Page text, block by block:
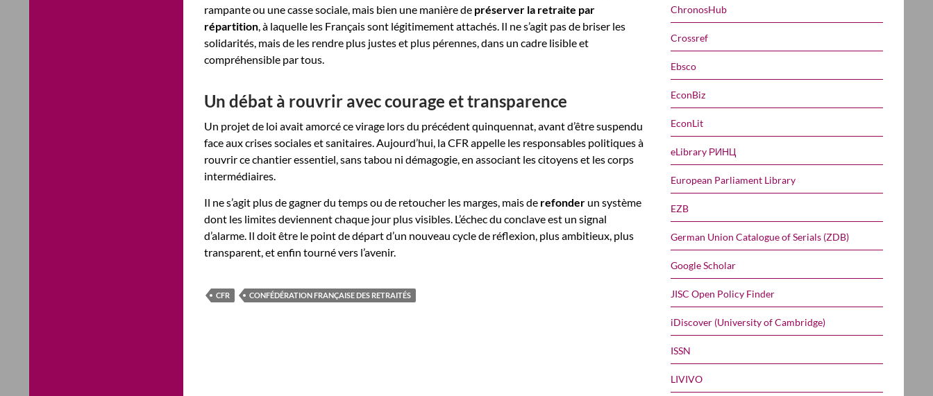
rampante ou une casse sociale, mais bien une manière de préserver la retraite par
répartition, à laquelle les Français sont légitimement attachés. Il ne s’agit pas de briser les
solidarités, mais de les rendre plus justes et plus pérennes, dans un cadre lisible et
compréhensible par tous.
Un débat à rouvrir avec courage et transparence
Un projet de loi avait amorcé ce virage lors du précédent quinquennat, avant d’être suspendu
face aux crises sociales et sanitaires. Aujourd’hui, la CFR appelle les responsables politiques à
rouvrir ce chantier essentiel, sans tabou ni démagogie, en associant les citoyens et les corps
intermédiaires.
Il ne s’agit plus de gagner du temps ou de retoucher les marges, mais de refonder un système
dont les limites deviennent chaque jour plus visibles. L’échec du conclave est un signal
d’alarme. Il doit être le point de départ d’un nouveau cycle de réflexion, plus ambitieux, plus
transparent, et enfin tourné vers l’avenir.
CFR CONFÉDÉRATION FRANÇAISE DES RETRAITÉS
ChronosHub
Crossref
Ebsco
EconBiz
EconLit
eLibrary РИНЦ
European Parliament Library
EZB
German Union Catalogue of Serials (ZDB)
Google Scholar
JISC Open Policy Finder
iDiscover (University of Cambridge)
ISSN
LIVIVO